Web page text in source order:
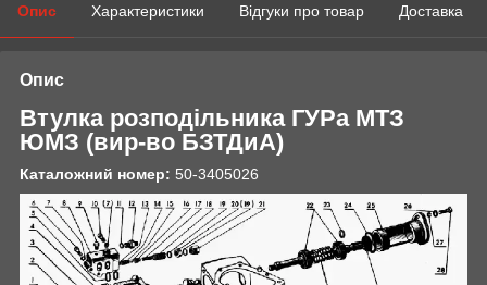
Опис Характеристики Відгуки про товар Доставка
Опис
Втулка розподільника ГУРа МТЗ
ЮМЗ (вир-во БЗТДиА)
Каталожний номер: 50-3405026